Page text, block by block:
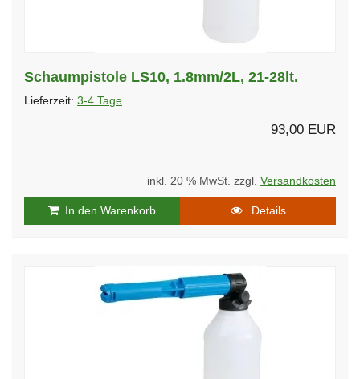
Schaumpistole LS10, 1.8mm/2L, 21-28lt.
Lieferzeit: 3-4 Tage
93,00 EUR
inkl. 20 % MwSt. zzgl. Versandkosten
In den Warenkorb Details